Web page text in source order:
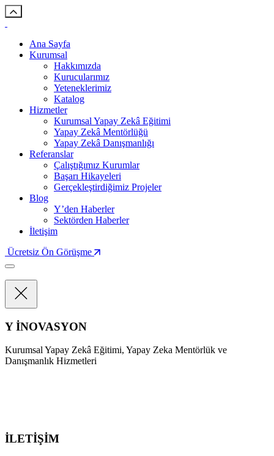
Ana Sayfa
Kurumsal
Hakkımızda
Kurucularımız
Yeteneklerimiz
Katalog
Hizmetler
Kurumsal Yapay Zekâ Eğitimi
Yapay Zekâ Mentörlüğü
Yapay Zekâ Danışmanlığı
Referanslar
Çalıştığımız Kurumlar
Başarı Hikayeleri
Gerçekleştirdiğimiz Projeler
Blog
Y’den Haberler
Sektörden Haberler
İletişim
Ücretsiz Ön Görüşme
Y İNOVASYON
Kurumsal Yapay Zekâ Eğitimi, Yapay Zeka Mentörlük ve
Danışmanlık Hizmetleri
İLETİŞİM